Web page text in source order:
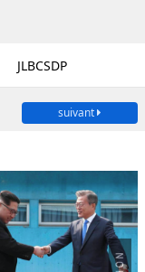
JLBCSDP
suivant